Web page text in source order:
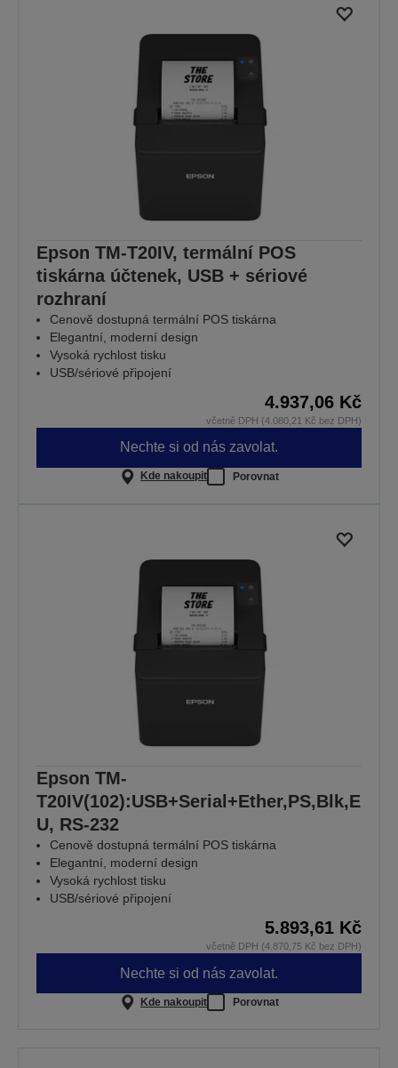
Epson TM-T20IV, termální POS
tiskárna účtenek, USB + sériové
rozhraní
Cenově dostupná termální POS tiskárna
Elegantní, moderní design
Vysoká rychlost tisku
USB/sériové připojení
4.937,06 Kč
včetně DPH (4.080,21 Kč bez DPH)
Nechte si od nás zavolat.
Kde nakoupit Porovnat
Epson TM-
T20IV(102):USB+Serial+Ether,PS,Blk,E
U, RS-232
Cenově dostupná termální POS tiskárna
Elegantní, moderní design
Vysoká rychlost tisku
USB/sériové připojení
5.893,61 Kč
včetně DPH (4.870,75 Kč bez DPH)
Nechte si od nás zavolat.
Kde nakoupit Porovnat